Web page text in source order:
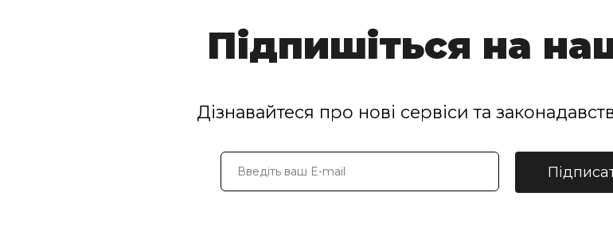
Підпишіться на
Дізнавайтеся про нові сервіси та